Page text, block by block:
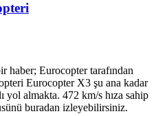
haber; Eurocopter tarafından
Eurocopter X3 şu ana kadar
yol almakta. 472 km/s hıza sahip
buradan izleyebilirsiniz.